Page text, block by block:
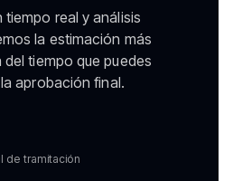
real y análisis
la estimación más
tiempo que puedes
aprobación final.
de tramitación